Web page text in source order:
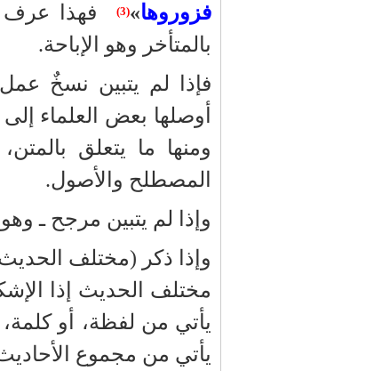
فزوروها»
(3)
فهذا عرف
بالمتأخر وهو الإباحة.
فإذا لم يتبين نسخٌ
أوصلها بعض العلماء
ومنها ما يتعلق
المصطلح والأصول.
وإذا لم يتبين مرجح ـ
وإذا ذكر (مختلف
مختلف الحديث إذا
يأتي من لفظة، أو كلمة،
يأتي من مجموع